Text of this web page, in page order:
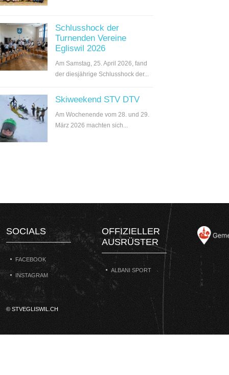
Schlusshock der
Turnenden Vereine
Egliswil 2026
Am Samstag, 25. April 2026, fand
der diesjährige Schlusshock der...
Skiweekend STV DTV
Am Wochenende vom 28. und 29.
März 2026 machten sich...
SOCIALS
FACEBOOK
INSTAGRAM
OFFIZIELLER
AUSRÜSTER
ALBANI SPORT
© STVEGLISWIL.CH